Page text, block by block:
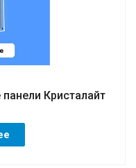
Кристалайт